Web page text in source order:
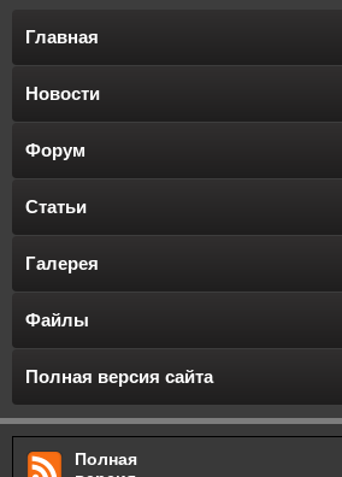
Главная
Новости
Форум
Статьи
Галерея
Файлы
Полная версия сайта
Полная